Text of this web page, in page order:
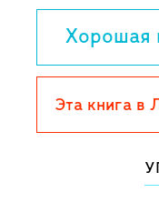
Так Натали
Франции. Она
ведущими
Франции и в
уникальные
Хорошая
Эта книга в